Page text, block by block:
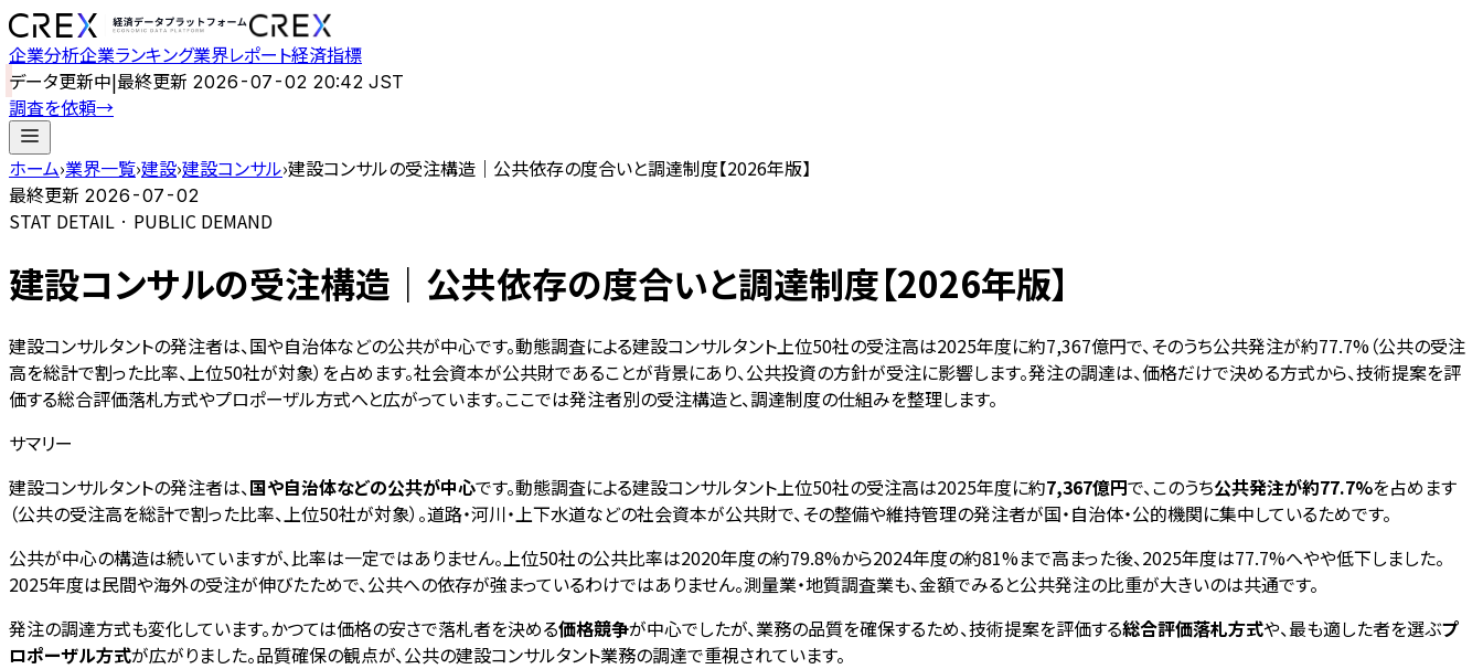
企業分析企業ランキング業界レポート経済指標
データ更新中|最終更新 2026-07-02 20:42 JST
調査を依頼→
ホーム›業界一覧›建設›建設コンサル›建設コンサルの受注構造｜公共依存の度合いと調達制度【2026年版】
最終更新 2026-07-02
STAT DETAIL · PUBLIC DEMAND
建設コンサルの受注構造｜公共依存の度合いと調達制度【2026年版】
建設コンサルタントの発注者は、国や自治体などの公共が中心です。動態調査による建設コンサルタント上位50社の受注高は2025年度に約7,367億円で、そのうち公共発注が約77.7%（公共の受注
高を総計で割った比率、上位50社が対象）を占めます。社会資本が公共財であることが背景にあり、公共投資の方針が受注に影響します。発注の調達は、価格だけで決める方式から、技術提案を評
価する総合評価落札方式やプロポーザル方式へと広がっています。ここでは発注者別の受注構造と、調達制度の仕組みを整理します。
サマリー
建設コンサルタントの発注者は、国や自治体などの公共が中心です。動態調査による建設コンサルタント上位50社の受注高は2025年度に約7,367億円で、このうち公共発注が約77.7%を占めます
（公共の受注高を総計で割った比率、上位50社が対象）。道路・河川・上下水道などの社会資本が公共財で、その整備や維持管理の発注者が国・自治体・公的機関に集中しているためです。
公共が中心の構造は続いていますが、比率は一定ではありません。上位50社の公共比率は2020年度の約79.8%から2024年度の約81%まで高まった後、2025年度は77.7%へやや低下しました。
2025年度は民間や海外の受注が伸びたためで、公共への依存が強まっているわけではありません。測量業・地質調査業も、金額でみると公共発注の比重が大きいのは共通です。
発注の調達方式も変化しています。かつては価格の安さで落札者を決める価格競争が中心でしたが、業務の品質を確保するため、技術提案を評価する総合評価落札方式や、最も適した者を選ぶプ
ロポーザル方式が広がりました。品質確保の観点が、公共の建設コンサルタント業務の調達で重視されています。